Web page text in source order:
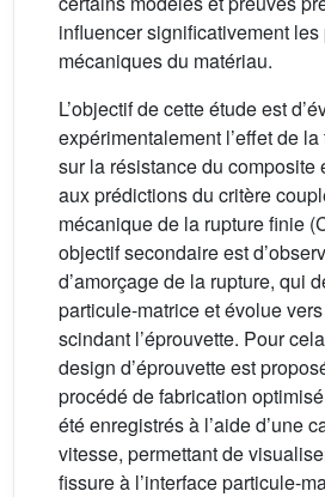
influencer significativement
mécaniques du matériau.
L’objectif de cette étude est
expérimentalement l’effet de
sur la résistance du composite
aux prédictions du critère
mécanique de la rupture finie
objectif secondaire est
d’amorçage de la rupture, qui
particule-matrice et évolue
scindant l’éprouvette. Pour
design d’éprouvette est
procédé de fabrication
été enregistrés à l’aide d’une
vitesse, permettant de
fissure à l’interface particule-